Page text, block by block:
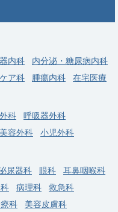
2,900万円
高額3000万可能！
3,000万円
内科
内分泌・糖尿病内科
ア科 腫瘍内科 在宅医療
科
呼吸器外科
美容外科 小児外科
尿器科 眼科
耳鼻咽喉科
病理科
救急科
科 美容皮膚科